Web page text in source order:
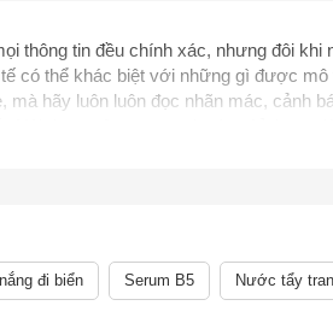
thông tin đều chính xác, nhưng đôi khi
có thể khác biệt với những gì được mô
hãy luôn luôn đọc nhãn mác, cảnh
dung trên trang web này chỉ được
Chúng tôi không chịu trách nhiệm về
đi biển Serum B5 Nước tẩy